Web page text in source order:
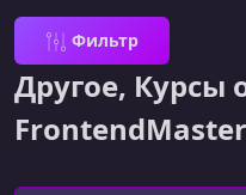
Фильтр
Другое, Курсы